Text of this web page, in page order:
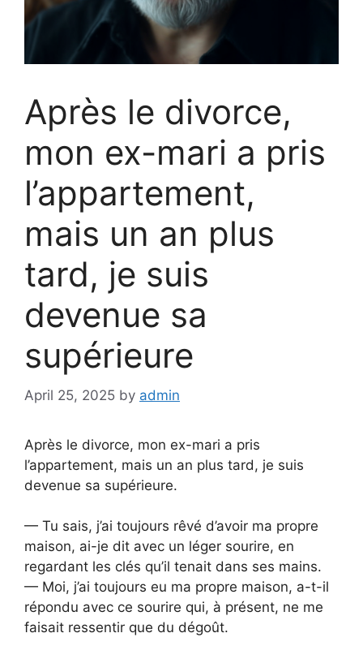
Après le divorce,
mon ex-mari a pris
l’appartement,
mais un an plus
tard, je suis
devenue sa
supérieure
April 25, 2025 by admin
Après le divorce, mon ex-mari a pris
l’appartement, mais un an plus tard, je suis
devenue sa supérieure.
— Tu sais, j’ai toujours rêvé d’avoir ma propre
maison, ai-je dit avec un léger sourire, en
regardant les clés qu’il tenait dans ses mains.
— Moi, j’ai toujours eu ma propre maison, a-t-il
répondu avec ce sourire qui, à présent, ne me
faisait ressentir que du dégoût.